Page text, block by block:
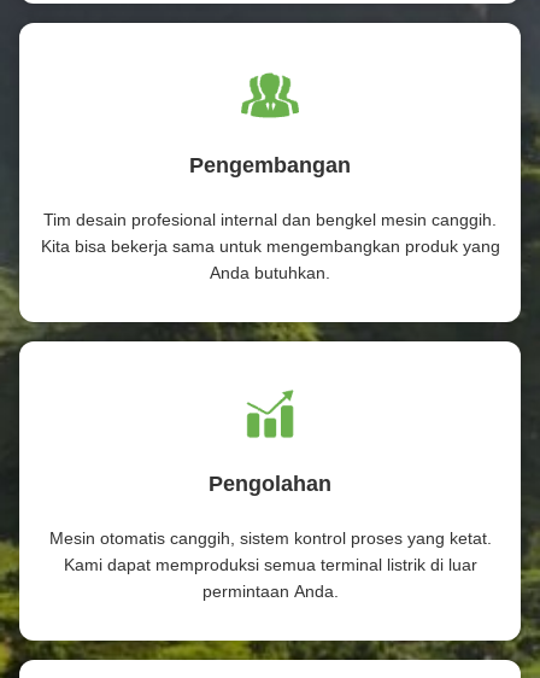
Pengembangan
Tim desain profesional internal dan bengkel mesin canggih.
Kita bisa bekerja sama untuk mengembangkan produk yang
Anda butuhkan.
Pengolahan
Mesin otomatis canggih, sistem kontrol proses yang ketat.
Kami dapat memproduksi semua terminal listrik di luar
permintaan Anda.